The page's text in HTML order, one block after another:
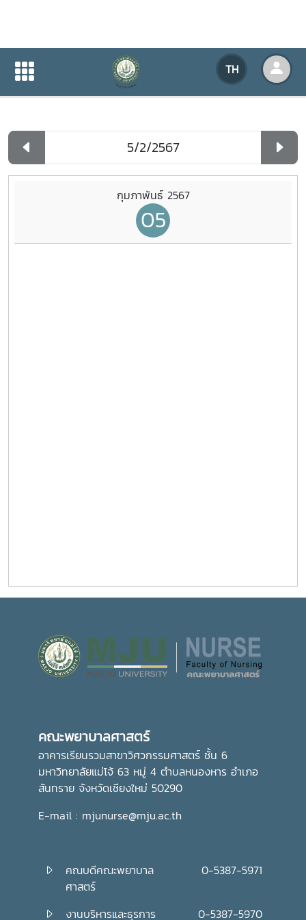
TH
ปฏิทินกิจกรรมของหน่วยงาน
ปฏิทินกิจกรรมของหน่วยงาน
กุมภาพันธ์ 2567
05
คณะพยาบาลศาสตร์
อาคารเรียนรวมสาขาวิศวกรรมศาสตร์ ชั้น 6
มหาวิทยาลัยแม่โจ้ 63 หมู่ 4 ตำบลหนองหาร อำเภอ
สันทราย จังหวัดเชียงใหม่ 50290
E-mail : mjunurse@mju.ac.th
คณบดีคณะพยาบาล
ศาสตร์
0-5387-5971
งานบริหารและธุรการ 0-5387-5970